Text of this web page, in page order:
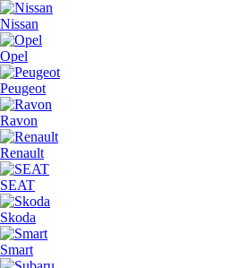
Nissan
Opel
Peugeot
Ravon
Renault
SEAT
Skoda
Smart